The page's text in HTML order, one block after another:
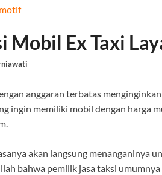
Mobil Ex Taxi
anggaran terbatas
ingin memiliki mobil dengan harga
akan langsung menanganinya
bahwa pemilik jasa taksi